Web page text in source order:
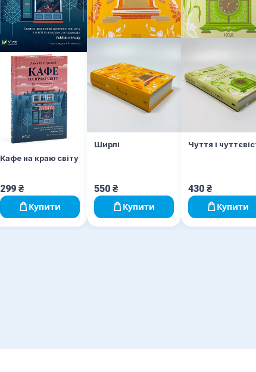
Кафе на краю світу
299 ₴
Купити
Ширлі
550 ₴
Купити
Чуття і
430 ₴
Купити